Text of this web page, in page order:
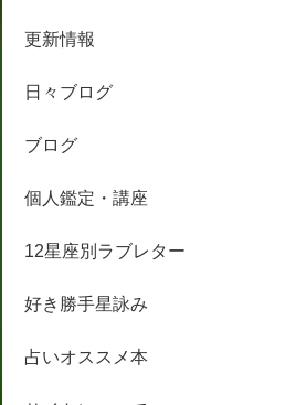
更新情報
日々ブログ
ブログ
個人鑑定・講座
12星座別ラブレター
好き勝手星詠み
占いオススメ本